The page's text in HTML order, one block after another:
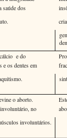
saúde dos
e do
os dentes em
o aborto.
no
involuntários.